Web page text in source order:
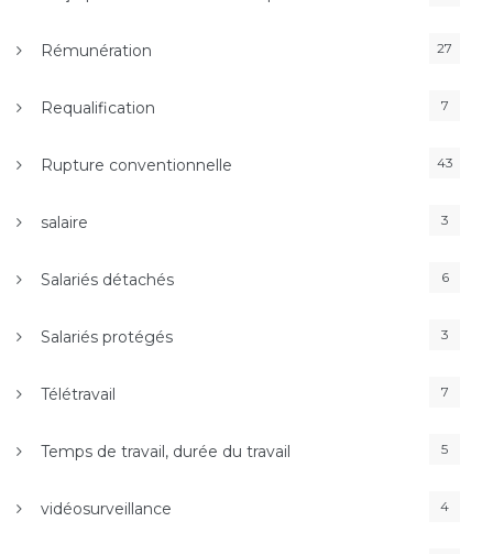
Rémunération 27
Requalification 7
Rupture conventionnelle 43
salaire 3
Salariés détachés 6
Salariés protégés 3
Télétravail 7
Temps de travail, durée du travail 5
vidéosurveillance 4